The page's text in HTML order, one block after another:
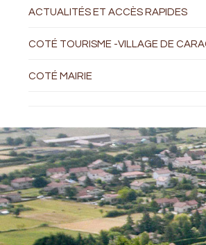
ACTUALITÉS ET ACCÈS RAPIDES
COTÉ TOURISME -VILLAGE DE
COTÉ MAIRIE